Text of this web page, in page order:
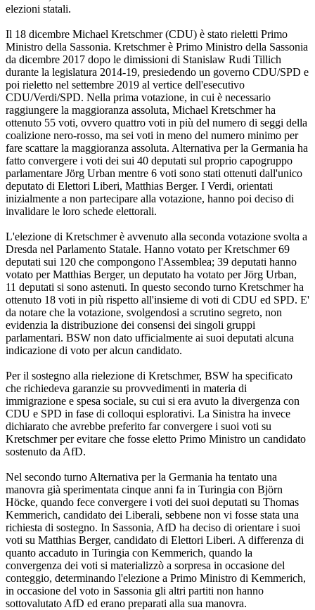
elezioni statali.
Il 18 dicembre Michael Kretschmer (CDU) è stato rieletti Primo
Ministro della Sassonia. Kretschmer è Primo Ministro della Sassonia
da dicembre 2017 dopo le dimissioni di Stanislaw Rudi Tillich
durante la legislatura 2014-19, presiedendo un governo CDU/SPD e
poi rieletto nel settembre 2019 al vertice dell'esecutivo
CDU/Verdi/SPD. Nella prima votazione, in cui è necessario
raggiungere la maggioranza assoluta, Michael Kretschmer ha
ottenuto 55 voti, ovvero quattro voti in più del numero di seggi della
coalizione nero-rosso, ma sei voti in meno del numero minimo per
fare scattare la maggioranza assoluta. Alternativa per la Germania ha
fatto convergere i voti dei sui 40 deputati sul proprio capogruppo
parlamentare Jörg Urban mentre 6 voti sono stati ottenuti dall'unico
deputato di Elettori Liberi, Matthias Berger. I Verdi, orientati
inizialmente a non partecipare alla votazione, hanno poi deciso di
invalidare le loro schede elettorali.
L'elezione di Kretschmer è avvenuto alla seconda votazione svolta a
Dresda nel Parlamento Statale. Hanno votato per Kretschmer 69
deputati sui 120 che compongono l'Assemblea; 39 deputati hanno
votato per Matthias Berger, un deputato ha votato per Jörg Urban,
11 deputati si sono astenuti. In questo secondo turno Kretschmer ha
ottenuto 18 voti in più rispetto all'insieme di voti di CDU ed SPD. E'
da notare che la votazione, svolgendosi a scrutino segreto, non
evidenzia la distribuzione dei consensi dei singoli gruppi
parlamentari. BSW non dato ufficialmente ai suoi deputati alcuna
indicazione di voto per alcun candidato.
Per il sostegno alla rielezione di Kretschmer, BSW ha specificato
che richiedeva garanzie su provvedimenti in materia di
immigrazione e spesa sociale, su cui si era avuto la divergenza con
CDU e SPD in fase di colloqui esplorativi. La Sinistra ha invece
dichiarato che avrebbe preferito far convergere i suoi voti su
Kretschmer per evitare che fosse eletto Primo Ministro un candidato
sostenuto da AfD.
Nel secondo turno Alternativa per la Germania ha tentato una
manovra già sperimentata cinque anni fa in Turingia con Björn
Höcke, quando fece convergere i voti dei suoi deputati su Thomas
Kemmerich, candidato dei Liberali, sebbene non vi fosse stata una
richiesta di sostegno. In Sassonia, AfD ha deciso di orientare i suoi
voti su Matthias Berger, candidato di Elettori Liberi. A differenza di
quanto accaduto in Turingia con Kemmerich, quando la
convergenza dei voti si materializzò a sorpresa in occasione del
conteggio, determinando l'elezione a Primo Ministro di Kemmerich,
in occasione del voto in Sassonia gli altri partiti non hanno
sottovalutato AfD ed erano preparati alla sua manovra.